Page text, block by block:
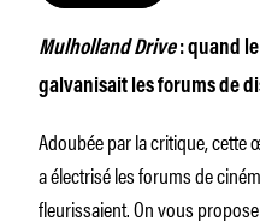
Mulholland Drive: quand
galvanisait les forums de
Adoubée par la critique,
a électrisé les forums de
fleurissaient. On vous